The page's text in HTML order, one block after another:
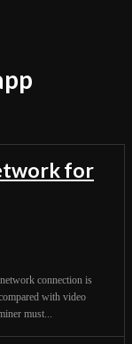
for
connection is
with video
must...